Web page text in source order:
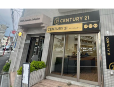
相模大野駅
バ9分・ 歩4分
２０１５年６月築、積水ハウス施工住宅で
す。 南東…
第5位
3,680万円
4ＬＤＫ
橋本駅